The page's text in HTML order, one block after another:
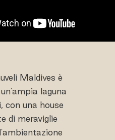
Maldives è
laguna
con una house
di meraviglie